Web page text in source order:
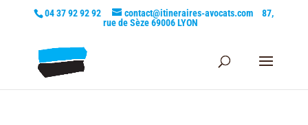
04 37 92 92 92 contact@itineraires-avocats.com
87,
rue de Sèze 69006 LYON